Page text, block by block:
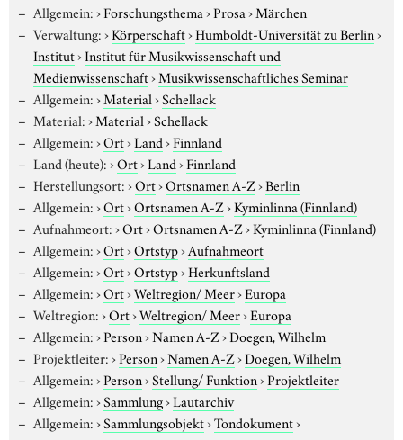
Allgemein:›Forschungsthema›Prosa›Märchen
Verwaltung:›Körperschaft›Humboldt-Universität zu Berlin›
Institut›Institut für Musikwissenschaft und
Medienwissenschaft›Musikwissenschaftliches Seminar
Allgemein:›Material›Schellack
Material:›Material›Schellack
Allgemein:›Ort›Land›Finnland
Land (heute):›Ort›Land›Finnland
Herstellungsort:›Ort›Ortsnamen A-Z›Berlin
Allgemein:›Ort›Ortsnamen A-Z›Kyminlinna (Finnland)
Aufnahmeort:›Ort›Ortsnamen A-Z›Kyminlinna (Finnland)
Allgemein:›Ort›Ortstyp›Aufnahmeort
Allgemein:›Ort›Ortstyp›Herkunftsland
Allgemein:›Ort›Weltregion/ Meer›Europa
Weltregion:›Ort›Weltregion/ Meer›Europa
Allgemein:›Person›Namen A-Z›Doegen, Wilhelm
Projektleiter:›Person›Namen A-Z›Doegen, Wilhelm
Allgemein:›Person›Stellung/ Funktion›Projektleiter
Allgemein:›Sammlung›Lautarchiv
Allgemein:›Sammlungsobjekt›Tondokument›